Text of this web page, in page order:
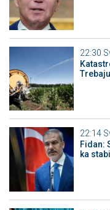
22:30
22:14
Fidan:
ka